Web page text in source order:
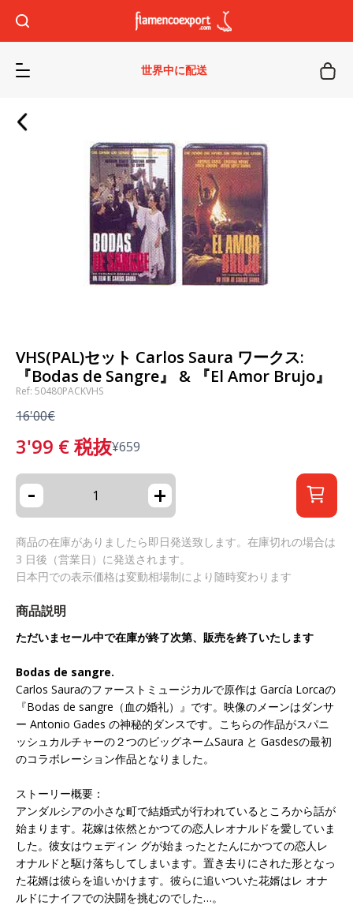
世界中に配送
VHS(PAL)セット Carlos Saura ワークス:
『Bodas de Sangre』 & 『El Amor Brujo』
Ref: 50480PACKVHS
16'00€
3'99 €税抜¥659
- +
商品の在庫がありましたら即日発送致します。在庫切れの場合は
3 日後（営業日）に発送されます。
日本円での表示価格は変動相場制により随時変わります
商品説明
ただいまセール中で在庫が終了次第、販売を終了いたします
Bodas de sangre.
Carlos Sauraのファーストミュージカルで原作は García Lorcaの
『Bodas de sangre（血の婚礼）』です。映像のメーンはダンサ
ー Antonio Gades の神秘的ダンスです。こちらの作品がスパニ
ッシュカルチャーの２つのビッグネームSaura と Gasdesの最初
のコラボレーション作品となりました。
ストーリー概要：
アンダルシアの小さな町で結婚式が行われているところから話が
始まります。花嫁は依然とかつての恋人レオナルドを愛していま
した。彼女はウェディン グが始まったとたんにかつての恋人レ
オナルドと駆け落ちしてしまいます。置き去りにされた形となっ
た花婿は彼らを追いかけます。彼らに追いついた花婿はレ オナ
ルドにナイフでの決闘を挑むのでした…。